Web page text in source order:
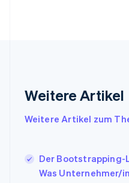
Weitere Artikel
Weitere Artikel zum
Der
Was Unternehmer/
Irland
Italien
日本語
Kanada
English Français